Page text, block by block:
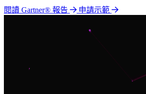
閱讀 Gartner® 報告 申請示範